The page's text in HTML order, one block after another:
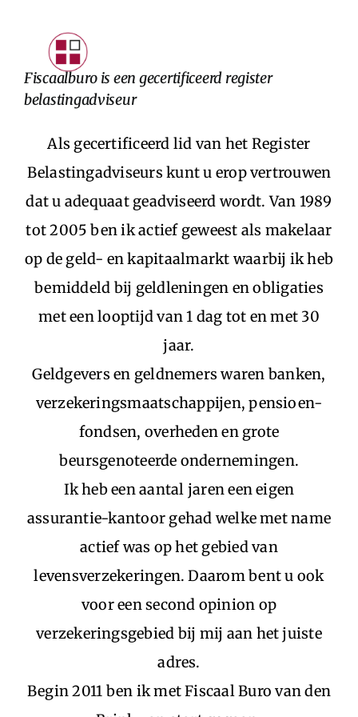
INTRODUCTIE
STARTERS
ONDERNEMERS
CONTACTFORMULIER
LOGIN KLANTEN
Fiscaalburo is een gecertificeerd register
belastingadviseur
Als gecertificeerd lid van het Register
Belastingadviseurs kunt u erop vertrouwen
dat u adequaat geadviseerd wordt. Van 1989
tot 2005 ben ik actief geweest als makelaar
op de geld- en kapitaalmarkt waarbij ik heb
bemiddeld bij geldleningen en obligaties
met een looptijd van 1 dag tot en met 30
jaar.
Geldgevers en geldnemers waren banken,
verzekeringsmaatschappijen, pensioen-
fondsen, overheden en grote
beursgenoteerde ondernemingen.
Ik heb een aantal jaren een eigen
assurantie-kantoor gehad welke met name
actief was op het gebied van
levensverzekeringen. Daarom bent u ook
voor een second opinion op
verzekeringsgebied bij mij aan het juiste
adres.
Begin 2011 ben ik met Fiscaal Buro van den